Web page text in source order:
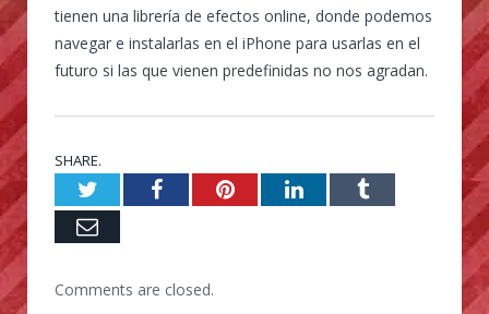
tienen una librería de efectos online, donde podemos
navegar e instalarlas en el iPhone para usarlas en el
futuro si las que vienen predefinidas no nos agradan.
SHARE.
TwitterFacebookPinterestLinkedInTumblr
Email
Comments are closed.